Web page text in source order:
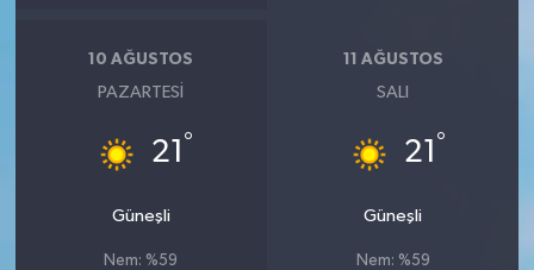
10 AĞUSTOS
PAZARTESI
21 °
Güneşli
Nem: %59
11 AĞUSTOS
SALI
21 °
Güneşli
Nem: %59